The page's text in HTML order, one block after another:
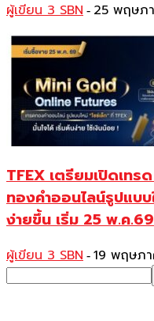
ผู้เขียน 3 SBN - 25 พฤษภ
TFEX เตรียมเปิดเท
ทองคำออนไลน์รูปแบบ
ง่ายขึ้น เริ่ม 25 พ.ค.69
ผู้เขียน 3 SBN - 19 พฤษภ